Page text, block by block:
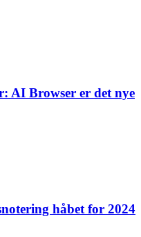
AI Browser er det nye
håbet for 2024